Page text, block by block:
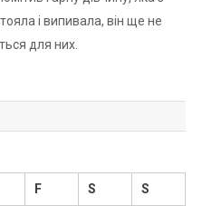
і випивала, він ще не
для них.
F S S